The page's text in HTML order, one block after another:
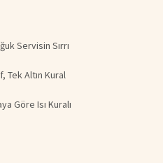
Servisin Sırrı
Tek Altın Kural
Göre Isı Kuralı